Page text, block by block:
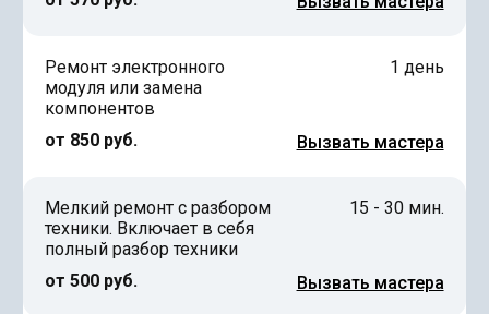
Ремонт электронного
модуля или замена
компонентов
от 850 руб.
1 день
Вызвать мастера
Мелкий ремонт с разбором
техники. Включает в себя
полный разбор техники
от 500 руб.
15 - 30 мин.
Вызвать мастера